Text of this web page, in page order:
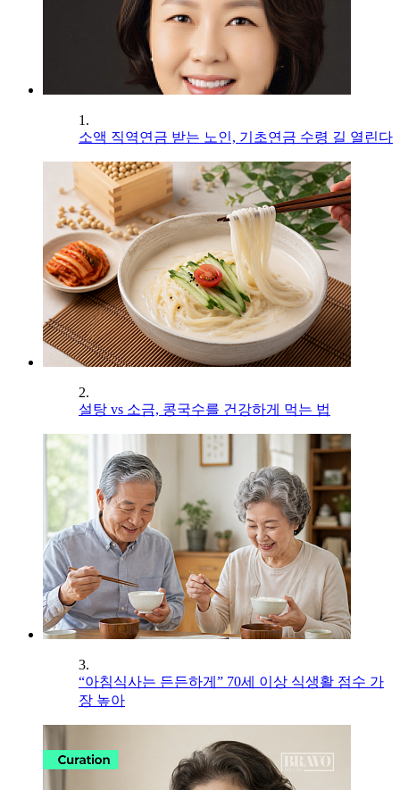
1.
소액 직역연금 받는 노인, 기초연금 수령 길 열린다
2.
설탕 vs 소금, 콩국수를 건강하게 먹는 법
3.
“아침식사는 든든하게” 70세 이상 식생활 점수 가
장 높아